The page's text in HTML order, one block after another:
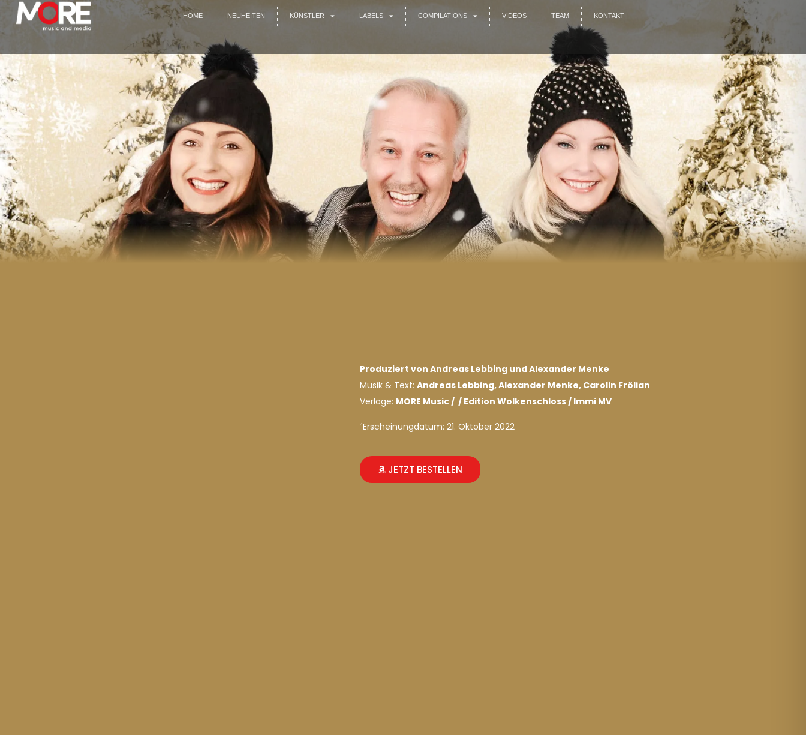
HOME NEUHEITEN KÜNSTLER LABELS COMPILATIONS VIDEOS TEAM KONTAKT
Produziert von Andreas Lebbing und Alexander Menke
Musik & Text: Andreas Lebbing, Alexander Menke, Carolin Frölian
Verlage: MORE Music / / Edition Wolkenschloss / Immi MV
´Erscheinungdatum: 21. Oktober 2022
JETZT BESTELLEN